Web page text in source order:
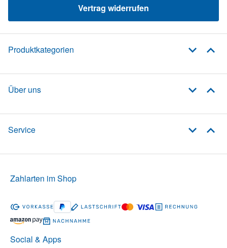
Vertrag widerrufen
Produktkategorien
Über uns
Service
Social & Apps
Zahlarten im Shop